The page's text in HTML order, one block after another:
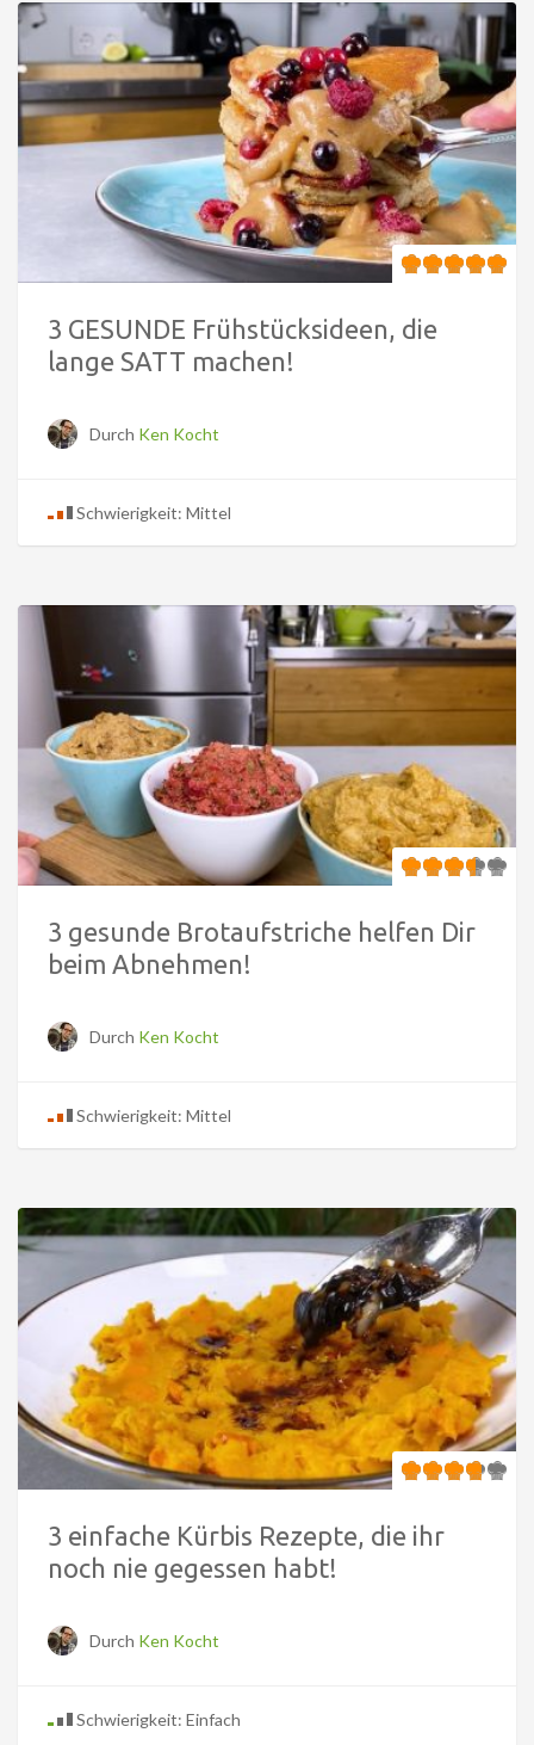
3 GESUNDE Frühstücksideen, die
lange SATT machen!
Durch Ken Kocht
Schwierigkeit: Mittel
3 gesunde Brotaufstriche helfen Dir
beim Abnehmen!
Durch Ken Kocht
Schwierigkeit: Mittel
3 einfache Kürbis Rezepte, die ihr
noch nie gegessen habt!
Durch Ken Kocht
Schwierigkeit: Einfach